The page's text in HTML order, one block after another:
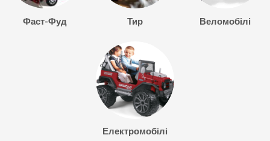
Фаст-Фуд Тир Веломобілі
Електромобілі